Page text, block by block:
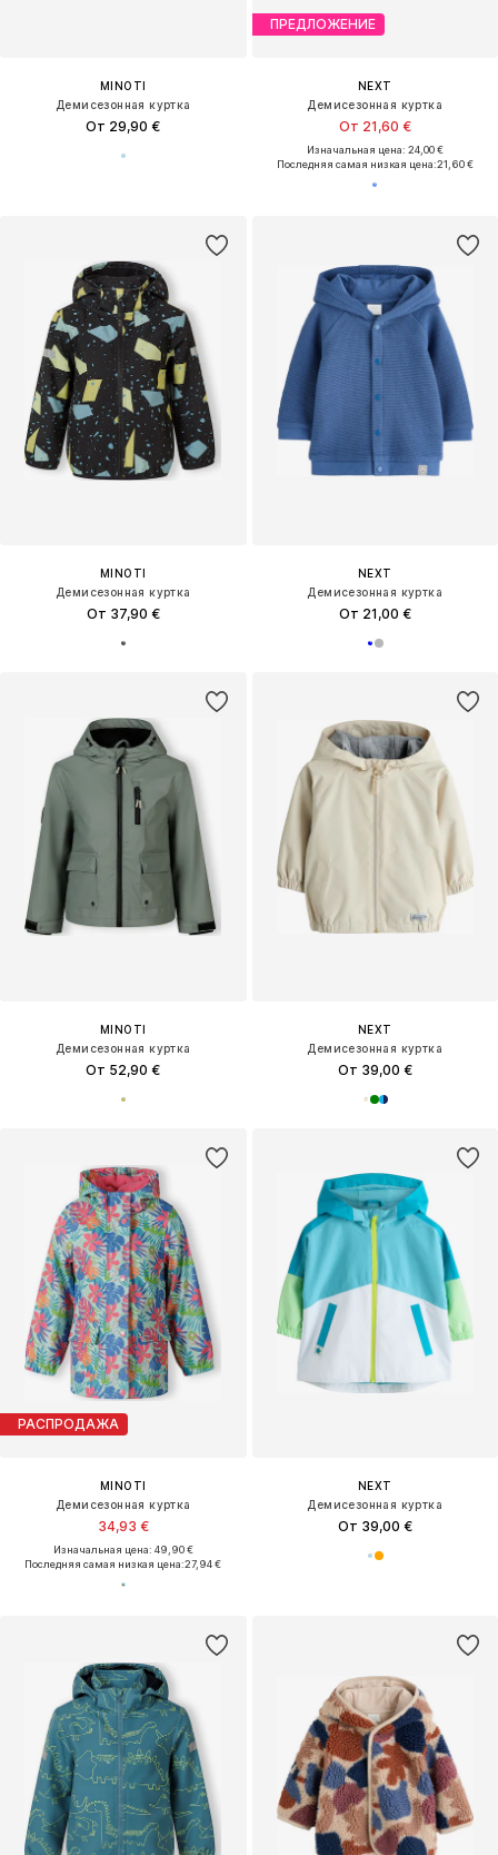
MINOTI
Демисезонная куртка
От 29,90 €
ПРЕДЛОЖЕНИЕ
NEXT
Демисезонная куртка
От 21,60 €
Изначальная цена: 24,00 €
Последняя самая низкая цена:21,60 €
MINOTI
Демисезонная куртка
От 37,90 €
NEXT
Демисезонная куртка
От 21,00 €
MINOTI
Демисезонная куртка
От 52,90 €
NEXT
Демисезонная куртка
От 39,00 €
РАСПРОДАЖА
MINOTI
Демисезонная куртка
34,93 €
Изначальная цена: 49,90 €
Последняя самая низкая цена:27,94 €
NEXT
Демисезонная куртка
От 39,00 €